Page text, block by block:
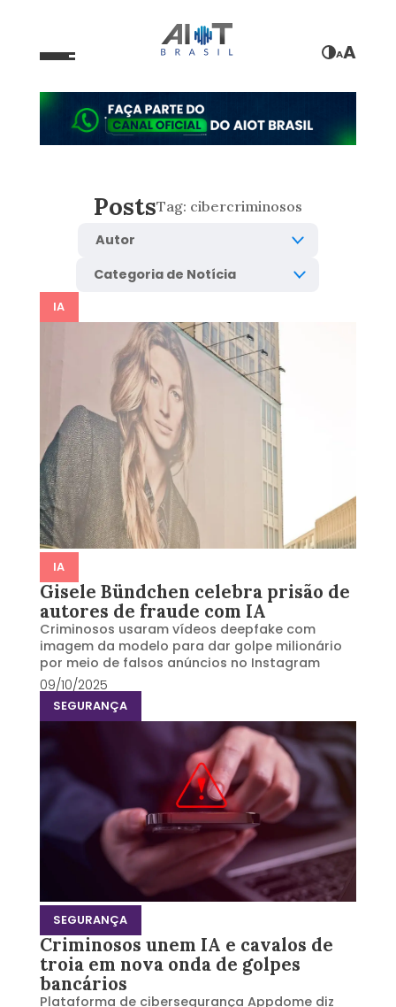
AA
PostsTag: cibercriminosos
IA
IA
Gisele Bündchen celebra prisão de
autores de fraude com IA
Criminosos usaram vídeos deepfake com
imagem da modelo para dar golpe milionário
por meio de falsos anúncios no Instagram
09/10/2025
SEGURANÇA
SEGURANÇA
Criminosos unem IA e cavalos de
troia em nova onda de golpes
bancários
Plataforma de cibersegurança Appdome diz